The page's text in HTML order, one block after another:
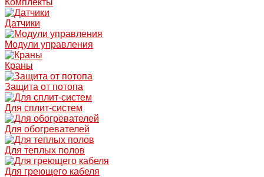
Комплекты
Датчики
Модули управления
Краны
Защита от потопа
Для сплит-систем
Для обогревателей
Для теплых полов
Для греющего кабеля